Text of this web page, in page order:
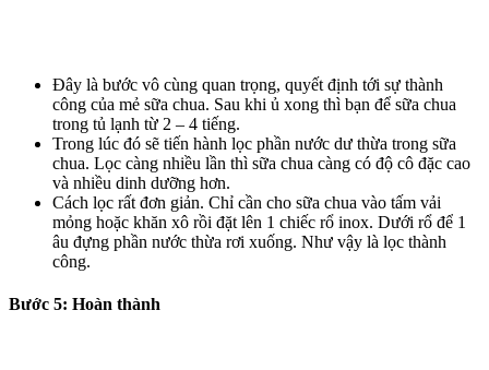
Đây là bước vô cùng quan trọng, quyết định tới sự thành
công của mẻ sữa chua. Sau khi ủ xong thì bạn để sữa chua
trong tủ lạnh từ 2 – 4 tiếng.
Trong lúc đó sẽ tiến hành lọc phần nước dư thừa trong sữa
chua. Lọc càng nhiều lần thì sữa chua càng có độ cô đặc cao
và nhiều dinh dưỡng hơn.
Cách lọc rất đơn giản. Chỉ cần cho sữa chua vào tấm vải
mỏng hoặc khăn xô rồi đặt lên 1 chiếc rổ inox. Dưới rổ để 1
âu đựng phần nước thừa rơi xuống. Như vậy là lọc thành
công.
Bước 5: Hoàn thành